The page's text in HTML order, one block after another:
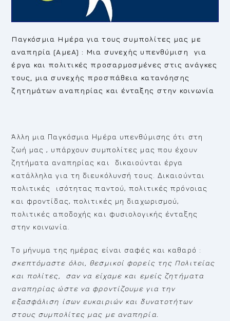
Παγκόσμια Ημέρα για τους συμπολίτες μας με
αναπηρία (ΑμεΑ) : Μια συνεχής υπενθύμιση για
έργα και πολιτικές προσαρμοσμένες στις ανάγκες
τους, μια συνεχής προσπάθεια κατανόησης
ζητημάτων αναπηρίας και ένταξης στην κοινωνία
Άλλη μια Παγκόσμια Ημέρα υπενθύμισης ότι στη
ζωή μας , υπάρχουν συμπολίτες μας που έχουν
ζητήματα αναπηρίας και δικαιούνται έργα
κατάλληλα για τη διευκόλυνσή τους. Δικαιούνται
πολιτικές ισότητας παντού, πολιτικές πρόνοιας
και φροντίδας, πολιτικές μη διαχωρισμού,
πολιτικές αποδοχής και φυσιολογικής ένταξης
στην κοινωνία.
Το μήνυμα της ημέρας είναι σαφές και καθαρό :
σκεπτόμαστε όλοι, θεσμικοί φορείς της Πολιτείας
και πολίτες, σαν να είχαμε και εμείς ζητήματα
αναπηρίας ώστε να φροντίζουμε για την
εξασφάλιση ίσων ευκαιριών και δυνατοτήτων
στους συμπολίτες μας με αναπηρία.